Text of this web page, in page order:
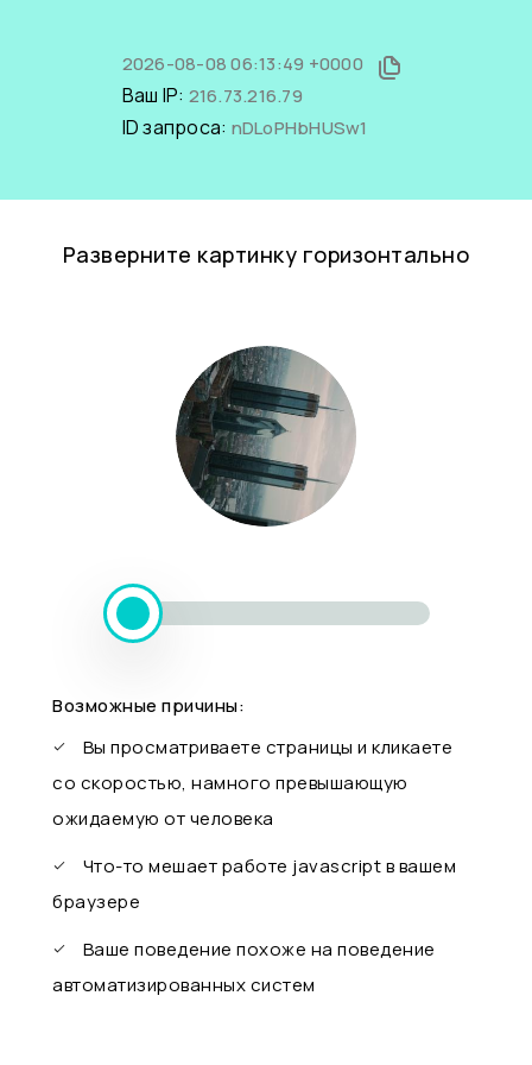
2026-08-08 06:13:49 +0000
Ваш IP: 216.73.216.79
ID запроса: nDLoPHbHUSw1
Разверните картинку горизонтально
Возможные причины:
Вы просматриваете страницы и кликаете
со скоростью, намного превышающую
ожидаемую от человека
Что-то мешает работе javascript в вашем
браузере
Ваше поведение похоже на поведение
автоматизированных систем